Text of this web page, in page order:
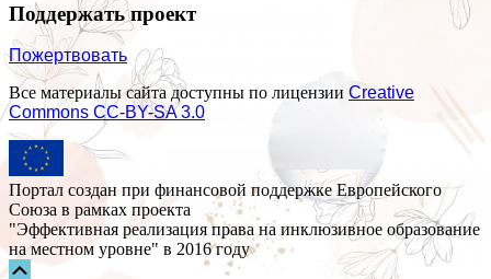
Поддержать проект
Пожертвовать
Все материалы сайта доступны по лицензии Creative
Commons СС-BY-SA 3.0
Портал создан при финансовой поддержке Европейского
Союза в рамках проекта
"Эффективная реализация права на инклюзивное образование
на местном уровне" в 2016 году